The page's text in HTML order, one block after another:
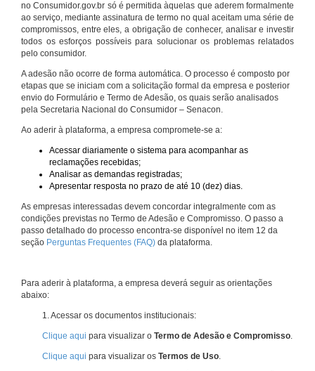
no Consumidor.gov.br só é permitida àquelas que aderem formalmente
ao serviço, mediante assinatura de termo no qual aceitam uma série de
compromissos, entre eles, a obrigação de conhecer, analisar e investir
todos os esforços possíveis para solucionar os problemas relatados
pelo consumidor.
A adesão não ocorre de forma automática. O processo é composto por
etapas que se iniciam com a solicitação formal da empresa e posterior
envio do Formulário e Termo de Adesão, os quais serão analisados
pela Secretaria Nacional do Consumidor – Senacon.
Ao aderir à plataforma, a empresa compromete-se a:
Acessar diariamente o sistema para acompanhar as
reclamações recebidas;
Analisar as demandas registradas;
Apresentar resposta no prazo de até 10 (dez) dias.
As empresas interessadas devem concordar integralmente com as
condições previstas no Termo de Adesão e Compromisso. O passo a
passo detalhado do processo encontra-se disponível no item 12 da
seção Perguntas Frequentes (FAQ) da plataforma.
Para aderir à plataforma, a empresa deverá seguir as orientações
abaixo:
1. Acessar os documentos institucionais:
Clique aqui para visualizar o Termo de Adesão e Compromisso.
Clique aqui para visualizar os Termos de Uso.